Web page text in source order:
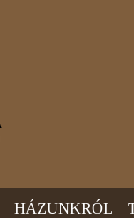
HÁZUNKRÓL